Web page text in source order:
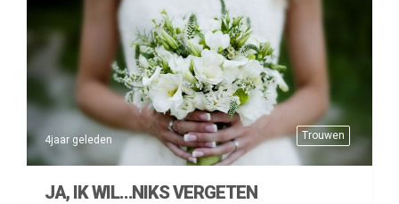
Trouwen
4jaar geleden
JA, IK WIL…NIKS VERGETEN